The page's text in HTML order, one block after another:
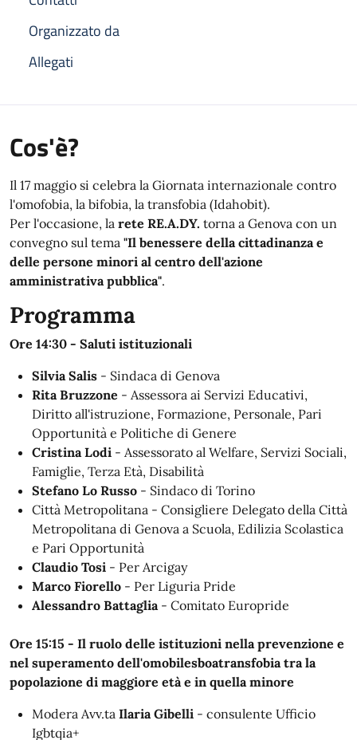
Organizzato da
Allegati
Cos'è?
Il 17 maggio si celebra la Giornata internazionale contro
l'omofobia, la bifobia, la transfobia (Idahobit).
Per l'occasione, la rete RE.A.DY. torna a Genova con un
convegno sul tema "Il benessere della cittadinanza e
delle persone minori al centro dell'azione
amministrativa pubblica".
Programma
Ore 14:30 - Saluti istituzionali
Silvia Salis - Sindaca di Genova
Rita Bruzzone - Assessora ai Servizi Educativi,
Diritto all'istruzione, Formazione, Personale, Pari
Opportunità e Politiche di Genere
Cristina Lodi - Assessorato al Welfare, Servizi Sociali,
Famiglie, Terza Età, Disabilità
Stefano Lo Russo - Sindaco di Torino
Città Metropolitana - Consigliere Delegato della Città
Metropolitana di Genova a Scuola, Edilizia Scolastica
e Pari Opportunità
Claudio Tosi - Per Arcigay
Marco Fiorello - Per Liguria Pride
Alessandro Battaglia- Comitato Europride
Ore 15:15 - Il ruolo delle istituzioni nella prevenzione e
nel superamento dell'omobilesboatransfobia tra la
popolazione di maggiore età e in quella minore
Modera Avv.ta Ilaria Gibelli - consulente Ufficio
Igbtqia+